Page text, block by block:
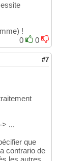
!
0
0
#7
> ...
que
contrario de